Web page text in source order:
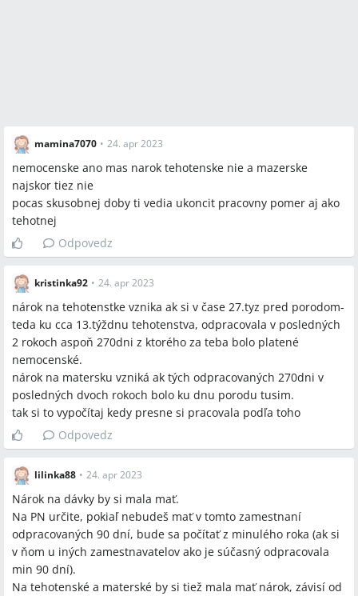
mamina7070 • 24. apr 2023
nemocenske ano mas narok tehotenske nie a mazerske
najskor tiez nie
pocas skusobnej doby ti vedia ukoncit pracovny pomer aj ako
tehotnej
Odpovedz
kristinka92 • 24. apr 2023
nárok na tehotenstke vznika ak si v čase 27.tyz pred porodom-
teda ku cca 13.týždnu tehotenstva, odpracovala v posledných
2 rokoch aspoň 270dni z ktorého za teba bolo platené
nemocenské.
nárok na matersku vzniká ak tých odpracovaných 270dni v
posledných dvoch rokoch bolo ku dnu porodu tusim.
tak si to vypočítaj kedy presne si pracovala podľa toho
Odpovedz
lilinka88 • 24. apr 2023
Nárok na dávky by si mala mať.
Na PN určite, pokiaľ nebudeš mať v tomto zamestnaní
odpracovaných 90 dní, bude sa počítať z minulého roka (ak si
v ňom u iných zamestnavatelov ako je súčasný odpracovala
min 90 dní).
Na tehotenské a materské by si tiež mala mať nárok, závisí od